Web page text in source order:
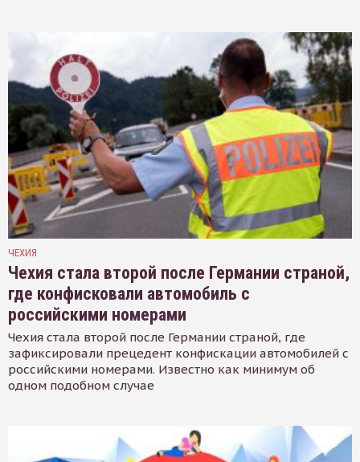
ЧЕХИЯ
Чехия стала второй после Германии страной,
где конфисковали автомобиль с
российскими номерами
Чехия стала второй после Германии страной, где
зафиксировали прецедент конфискации автомобилей с
российскими номерами. Известно как минимум об
одном подобном случае